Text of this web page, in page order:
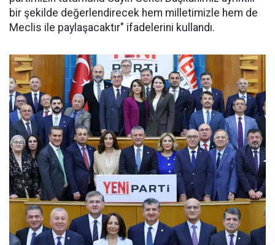
bir şekilde değerlendirecek hem milletimizle hem de
Meclis ile paylaşacaktır" ifadelerini kullandı.